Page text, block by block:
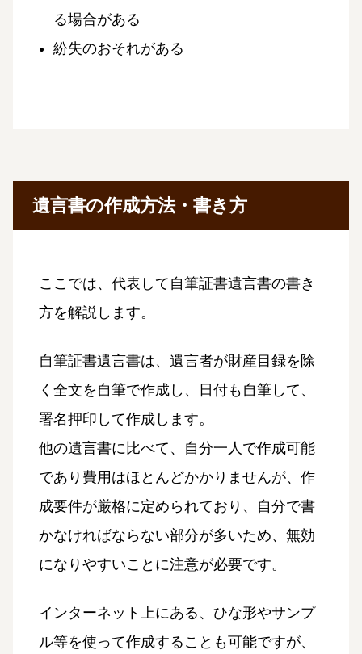
る場合がある
紛失のおそれがある
遺言書の作成方法・書き方
ここでは、代表して自筆証書遺言書の書き
方を解説します。
自筆証書遺言書は、遺言者が財産目録を除
く全文を自筆で作成し、日付も自筆して、
署名押印して作成します。
他の遺言書に比べて、自分一人で作成可能
であり費用はほとんどかかりませんが、作
成要件が厳格に定められており、自分で書
かなければならない部分が多いため、無効
になりやすいことに注意が必要です。
インターネット上にある、ひな形やサンプ
ル等を使って作成することも可能ですが、